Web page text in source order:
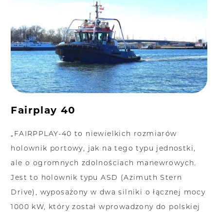
Fairplay 40
„FAIRPPLAY-40 to niewielkich rozmiarów
holownik portowy, jak na tego typu jednostki,
ale o ogromnych zdolnościach manewrowych.
Jest to holownik typu ASD (Azimuth Stern
Drive), wyposażony w dwa silniki o łącznej mocy
1000 kW, który został wprowadzony do polskiej